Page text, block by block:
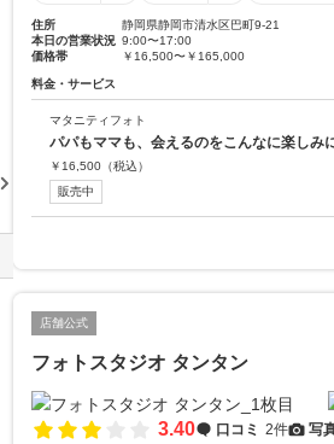
住所
静岡県静岡市清水区巴町9-21
本日の営業状況 9:00〜17:00
価格帯
￥16,500〜￥165,000
料金・サービス
マタニティフォト
パパもママも、会えるのをこんなに楽しみ
￥ 16,500 （税込）
販売中
店舗公式
フォトスタジオ タンタン
3.40 口コミ 2件 写